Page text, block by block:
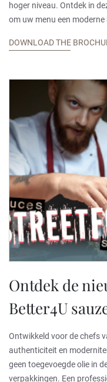
hoger niveau. Ontdek in
om uw menu een
DOWNLOAD THE
Ontdek de
Better4U
Ontwikkeld voor de chefs
authenticiteit en
geen toegevoegde olie in
verpakkingen. Een